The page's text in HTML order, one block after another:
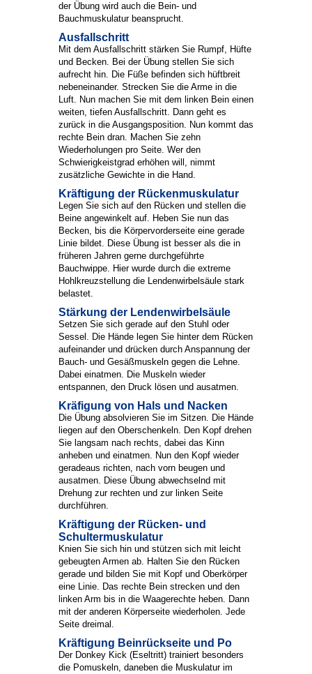
der Übung wird auch die Bein- und
Bauchmuskulatur beansprucht.
Ausfallschritt
Mit dem Ausfallschritt stärken Sie Rumpf, Hüfte
und Becken. Bei der Übung stellen Sie sich
aufrecht hin. Die Füße befinden sich hüftbreit
nebeneinander. Strecken Sie die Arme in die
Luft. Nun machen Sie mit dem linken Bein einen
weiten, tiefen Ausfallschritt. Dann geht es
zurück in die Ausgangsposition. Nun kommt das
rechte Bein dran. Machen Sie zehn
Wiederholungen pro Seite. Wer den
Schwierigkeistgrad erhöhen will, nimmt
zusätzliche Gewichte in die Hand.
Kräftigung der Rückenmuskulatur
Legen Sie sich auf den Rücken und stellen die
Beine angewinkelt auf. Heben Sie nun das
Becken, bis die Körpervorderseite eine gerade
Linie bildet. Diese Übung ist besser als die in
früheren Jahren gerne durchgeführte
Bauchwippe. Hier wurde durch die extreme
Hohlkreuzstellung die Lendenwirbelsäule stark
belastet.
Stärkung der Lendenwirbelsäule
Setzen Sie sich gerade auf den Stuhl oder
Sessel. Die Hände legen Sie hinter dem Rücken
aufeinander und drücken durch Anspannung der
Bauch- und Gesäßmuskeln gegen die Lehne.
Dabei einatmen. Die Muskeln wieder
entspannen, den Druck lösen und ausatmen.
Kräfigung von Hals und Nacken
Die Übung absolvieren Sie im Sitzen. Die Hände
liegen auf den Oberschenkeln. Den Kopf drehen
Sie langsam nach rechts, dabei das Kinn
anheben und einatmen. Nun den Kopf wieder
geradeaus richten, nach vorn beugen und
ausatmen. Diese Übung abwechselnd mit
Drehung zur rechten und zur linken Seite
durchführen.
Kräftigung der Rücken- und
Schultermuskulatur
Knien Sie sich hin und stützen sich mit leicht
gebeugten Armen ab. Halten Sie den Rücken
gerade und bilden Sie mit Kopf und Oberkörper
eine Linie. Das rechte Bein strecken und den
linken Arm bis in die Waagerechte heben. Dann
mit der anderen Körperseite wiederholen. Jede
Seite dreimal.
Kräftigung Beinrückseite und Po
Der Donkey Kick (Eseltritt) trainiert besonders
die Pomuskeln, daneben die Muskulatur im